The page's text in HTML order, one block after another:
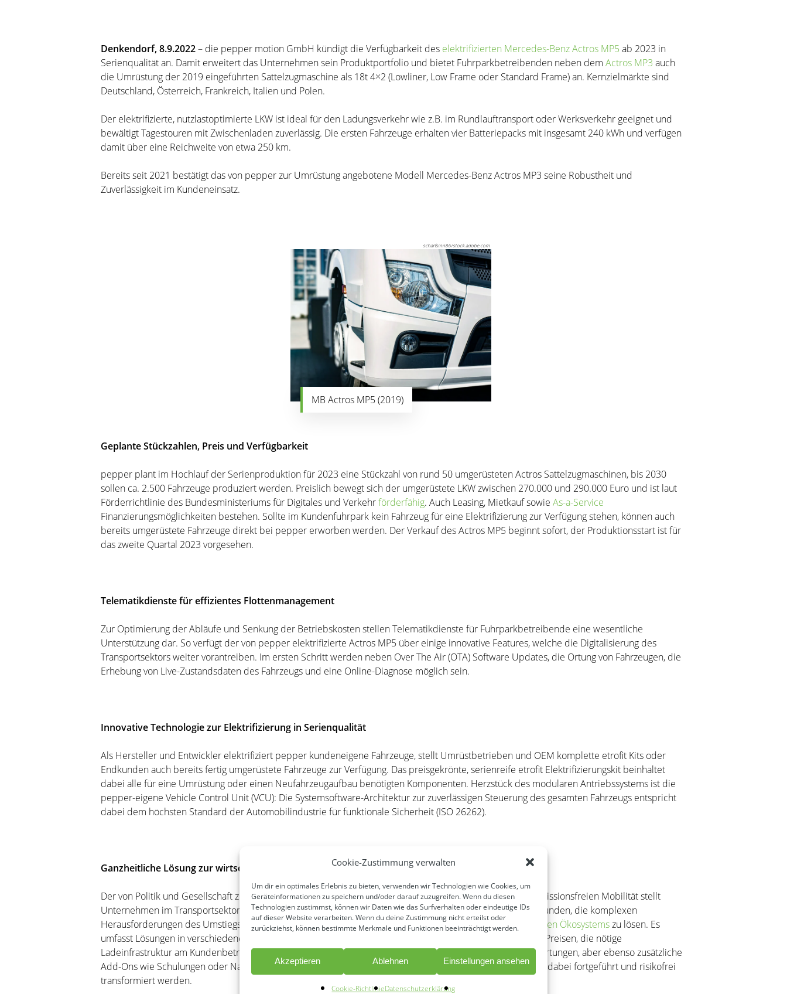
Cookie-Zustimmung verwalten
Um dir ein optimales Erlebnis zu bieten, verwenden wir Technologien wie Cookies, um
Geräteinformationen zu speichern und/oder darauf zuzugreifen. Wenn du diesen
Technologien zustimmst, können wir Daten wie das Surfverhalten oder eindeutige IDs
auf dieser Website verarbeiten. Wenn du deine Zustimmung nicht erteilst oder
zurückziehst, können bestimmte Merkmale und Funktionen beeinträchtigt werden.
Akzeptieren Ablehnen Einstellungen ansehen
Cookie-RichtlinieDatenschutzerklärung
Denkendorf, 8.9.2022– die pepper motion GmbH kündigt die Verfügbarkeit des elektrifizierten Mercedes-Benz Actros MP5 ab 2023 in
Serienqualität an. Damit erweitert das Unternehmen sein Produktportfolio und bietet Fuhrparkbetreibenden neben dem Actros MP3 auch
die Umrüstung der 2019 eingeführten Sattelzugmaschine als 18t 4×2 (Lowliner, Low Frame oder Standard Frame) an. Kernzielmärkte sind
Deutschland, Österreich, Frankreich, Italien und Polen.
Der elektrifizierte, nutzlastoptimierte LKW ist ideal für den Ladungsverkehr wie z.B. im Rundlauftransport oder Werksverkehr geeignet und
bewältigt Tagestouren mit Zwischenladen zuverlässig. Die ersten Fahrzeuge erhalten vier Batteriepacks mit insgesamt 240 kWh und verfügen
damit über eine Reichweite von etwa 250 km.
Bereits seit 2021 bestätigt das von pepper zur Umrüstung angebotene Modell Mercedes-Benz Actros MP3 seine Robustheit und
Zuverlässigkeit im Kundeneinsatz.
scharfsinn86/stock.adobe.com
MB Actros MP5 (2019)
Geplante Stückzahlen, Preis und Verfügbarkeit
pepper plant im Hochlauf der Serienproduktion für 2023 eine Stückzahl von rund 50 umgerüsteten Actros Sattelzugmaschinen, bis 2030
sollen ca. 2.500 Fahrzeuge produziert werden. Preislich bewegt sich der umgerüstete LKW zwischen 270.000 und 290.000 Euro und ist laut
Förderrichtlinie des Bundesministeriums für Digitales und Verkehrförderfähig. Auch Leasing, Mietkauf sowie As-a-Service
Finanzierungsmöglichkeiten bestehen. Sollte im Kundenfuhrpark kein Fahrzeug für eine Elektrifizierung zur Verfügung stehen, können auch
bereits umgerüstete Fahrzeuge direkt bei pepper erworben werden. Der Verkauf des Actros MP5 beginnt sofort, der Produktionsstart ist für
das zweite Quartal 2023 vorgesehen.
Telematikdienste für effizientes Flottenmanagement
Zur Optimierung der Abläufe und Senkung der Betriebskosten stellen Telematikdienste für Fuhrparkbetreibende eine wesentliche
Unterstützung dar. So verfügt der von pepper elektrifizierte Actros MP5 über einige innovative Features, welche die Digitalisierung des
Transportsektors weiter vorantreiben. Im ersten Schritt werden neben Over The Air (OTA) Software Updates, die Ortung von Fahrzeugen, die
Erhebung von Live-Zustandsdaten des Fahrzeugs und eine Online-Diagnose möglich sein.
Innovative Technologie zur Elektrifizierung in Serienqualität
Als Hersteller und Entwickler elektrifiziert pepper kundeneigene Fahrzeuge, stellt Umrüstbetrieben und OEM komplette etrofit Kits oder
Endkunden auch bereits fertig umgerüstete Fahrzeuge zur Verfügung. Das preisgekrönte, serienreife etrofit Elektrifizierungskit beinhaltet
dabei alle für eine Umrüstung oder einen Neufahrzeugaufbau benötigten Komponenten. Herzstück des modularen Antriebssystems ist die
pepper-eigene Vehicle Control Unit (VCU): Die Systemsoftware-Architektur zur zuverlässigen Steuerung des gesamten Fahrzeugs entspricht
dabei dem höchsten Standard der Automobilindustrie für funktionale Sicherheit (ISO 26262).
Ganzheitliche Lösung zur wirtschaftlichen Dekarbonisierung von Fuhrparks
Der von Politik und Gesellschaft zunehmend geforderte schnelle Wandel hin zu einer klimaschonenden, emissionsfreien Mobilität stellt
Unternehmen im Transportsektor vor große Herausforderungen. Ein pepper-eigenes Konzept unterstützt Kunden, die komplexen
Herausforderungen des Umstiegs auf einen emissionsfreien Fuhrpark mit der Bereitstellung eineskompletten Ökosystemszu lösen. Es
umfasst Lösungen in verschiedenen Modulen, wie die Bereitstellung von Ökostrom zu wettbewerbsfähigen Preisen, die nötige
Ladeinfrastruktur am Kundenbetriebshof, Fahrzeuge und deren Betrieb (ohne Fahrer*innen), Services & Wartungen, aber ebenso zusätzliche
Add-Ons wie Schulungen oder Nachhaltigkeitsberichte. Vorhandene Fahrzeuge und Infrastrukturen können dabei fortgeführt und risikofrei
transformiert werden.